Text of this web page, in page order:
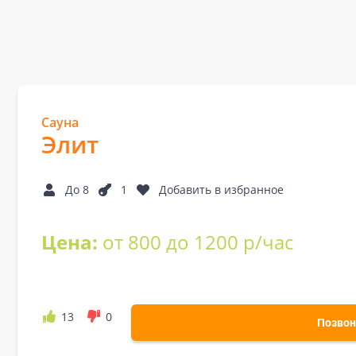
Сауна
Элит
До 8 1 Добавить в избранное
Цена: от 800 до 1200 р/час
13 0